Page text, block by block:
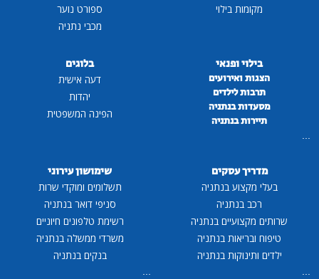
מקומות בילוי
ספורט נוער
מכבי נתניה
בילוי ופנאי
הצגות ואירועים
תרבות לילדים
מסעדות בנתניה
תיירות בנתניה
...
בלוגים
דעה אישית
יהדות
הפינה המשפטית
מדריך עסקים
בעלי מקצוע בנתניה
רכב בנתניה
שרותים מקצועיים בנתניה
טיפוח ובריאות בנתניה
ילדים ותינוקות בנתניה
...
שימושון עירוני
תשלומים ומוקדי שרות
סניפי דואר בנתניה
רשימת טלפונים חיוניים
משרדי ממשלה בנתניה
בנקים בנתניה
...